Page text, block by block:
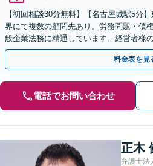
【初回相談30分無料】【名古屋城駅5分
界にて複数の顧問先あり。労務問題・債
般企業法務に精通しています。経営者様
法務面から経営を支えます。単発のご依
料金表を見
電話でお問い合わせ
正木
弁護士法